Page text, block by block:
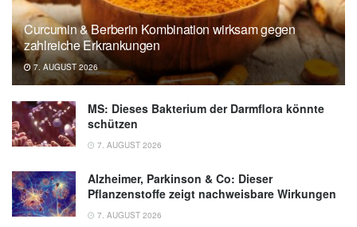
Mediterranean and Western, on gut
microbiota and cognitive function in young
sprague dawley rats; in: Gut Microbes
Reports (veröffentlicht 18.12.2024),
Gut
Microbes Reports
Curcumin & Berberin Kombination wirksam gegen
zahlreiche Erkrankungen
7. AUGUST 2026
MS: Dieses Bakterium der Darmflora könnte
schützen
7. AUGUST 2026
Alzheimer, Parkinson & Co: Dieser
Pflanzenstoffe zeigt nachweisbare Wirkungen
7. AUGUST 2026